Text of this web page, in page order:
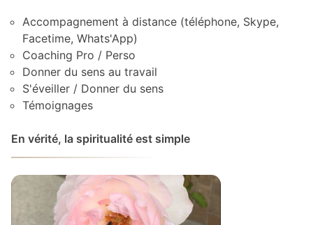
Accompagnement à distance (téléphone, Skype,
Facetime, Whats'App)
Coaching Pro / Perso
Donner du sens au travail
S'éveiller / Donner du sens
Témoignages
En vérité, la spiritualité est simple